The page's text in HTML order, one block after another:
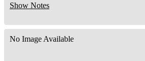
Show Notes
No Image Available